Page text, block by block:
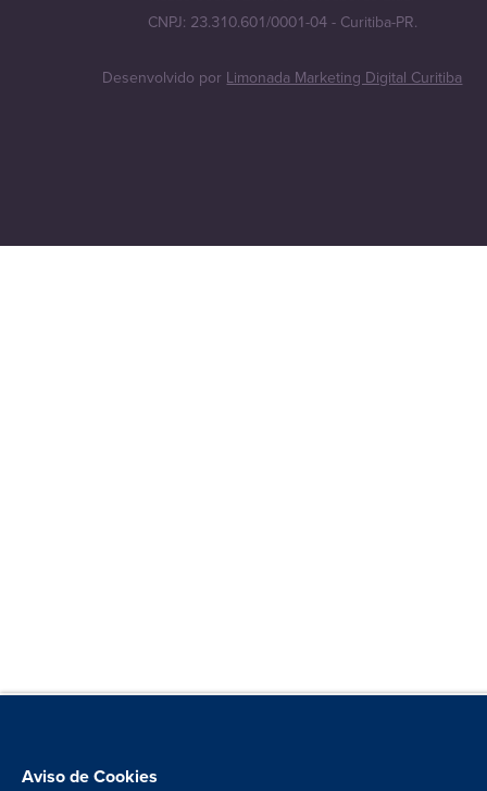
CNPJ: 23.310.601/0001-04 - Curitiba-PR.
Desenvolvido por Limonada Marketing Digital Curitiba
Aviso de Cookies